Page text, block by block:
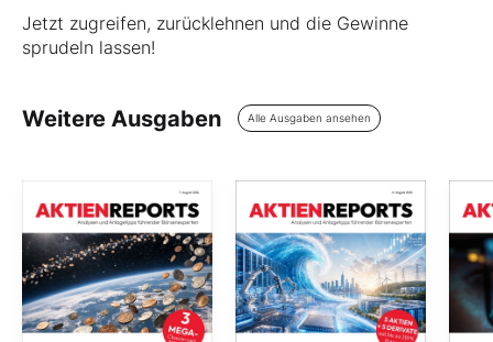
Jetzt zugreifen, zurücklehnen und die Gewinne
sprudeln lassen!
Weitere Ausgaben Alle Ausgaben ansehen